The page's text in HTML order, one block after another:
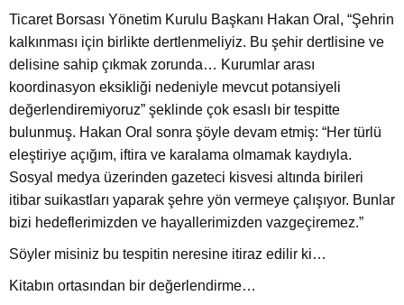
Ticaret Borsası Yönetim Kurulu Başkanı Hakan Oral, “Şehrin
kalkınması için birlikte dertlenmeliyiz. Bu şehir dertlisine ve
delisine sahip çıkmak zorunda… Kurumlar arası
koordinasyon eksikliği nedeniyle mevcut potansiyeli
değerlendiremiyoruz” şeklinde çok esaslı bir tespitte
bulunmuş. Hakan Oral sonra şöyle devam etmiş: “Her türlü
eleştiriye açığım, iftira ve karalama olmamak kaydıyla.
Sosyal medya üzerinden gazeteci kisvesi altında birileri
itibar suikastları yaparak şehre yön vermeye çalışıyor. Bunlar
bizi hedeflerimizden ve hayallerimizden vazgeçiremez.”
Söyler misiniz bu tespitin neresine itiraz edilir ki…
Kitabın ortasından bir değerlendirme…